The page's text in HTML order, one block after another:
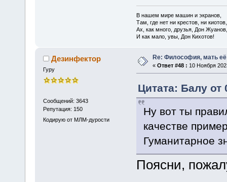
В нашем мире машин и экранов,
Там, где нет ни крестов, ни киотов,
Ах, как много, друзья, Дон Жуанов,
И как мало, увы, Дон Кихотов!
Дезинфектор
Гуру
Сообщений: 3643
Репутация: 150
Кодирую от МЛМ-дурости
Re: Философия, мать её
« Ответ #48 : 10 Ноября
Цитата: Балу от
Ну вот ты
качестве
Гуманитарное
Поясни,